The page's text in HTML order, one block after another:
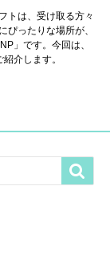
トは、受け取る方々
ぴったりな場所が、
」です。今回は、
介します。
